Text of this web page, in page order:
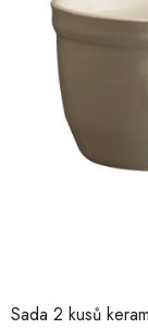
Sada 2 kusů
hvězdiček.